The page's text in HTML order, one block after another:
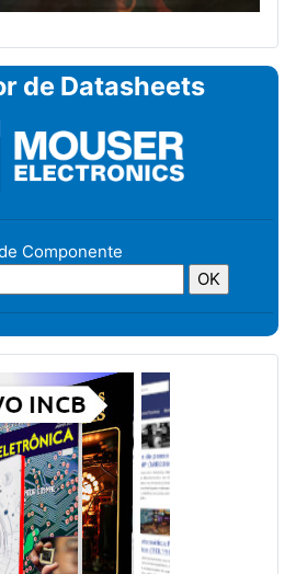
de Datasheets
Componente